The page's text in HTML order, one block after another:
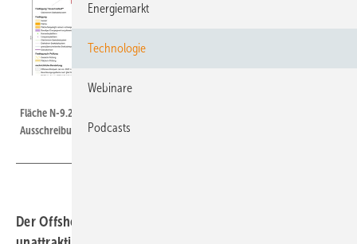
Fläche N-9.2 erzielte einen 90 Prozent geringeren Preis als
Ausschreibungsflächen in den vergangenen Jahren.
Der Offshore-Verband BWO warnt vor zunehmend
Energiemarkt
Technologie
Webinare
Podcasts